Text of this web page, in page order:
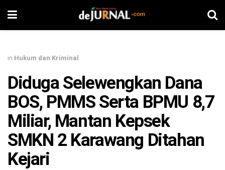
in Hukum dan Kriminal
Diduga Selewengkan Dana
BOS, PMMS Serta BPMU 8,7
Miliar, Mantan Kepsek
SMKN 2 Karawang Ditahan
Kejari